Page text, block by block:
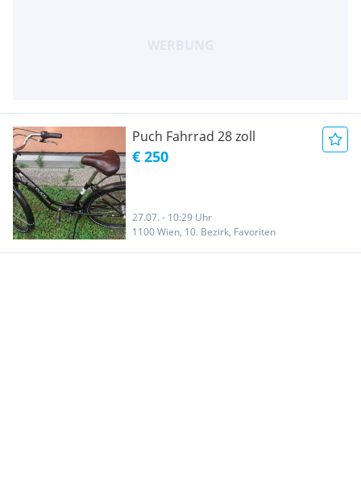
Puch Fahrrad 28 zoll
€ 250
27.07. - 10:29 Uhr
1100 Wien, 10. Bezirk, Favoriten